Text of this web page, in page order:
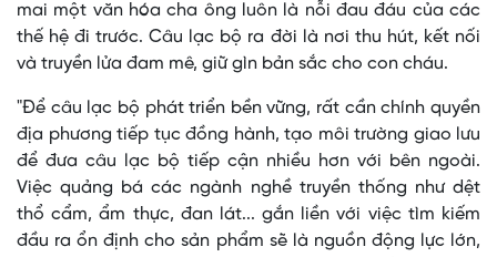
mai một văn hóa cha ông luôn là nỗi đau đáu của các
thế hệ đi trước. Câu lạc bộ ra đời là nơi thu hút, kết nối
và truyền lửa đam mê, giữ gìn bản sắc cho con cháu.
"Để câu lạc bộ phát triển bền vững, rất cần chính quyền
địa phương tiếp tục đồng hành, tạo môi trường giao lưu
để đưa câu lạc bộ tiếp cận nhiều hơn với bên ngoài.
Việc quảng bá các ngành nghề truyền thống như dệt
thổ cẩm, ẩm thực, đan lát... gắn liền với việc tìm kiếm
đầu ra ổn định cho sản phẩm sẽ là nguồn động lực lớn,